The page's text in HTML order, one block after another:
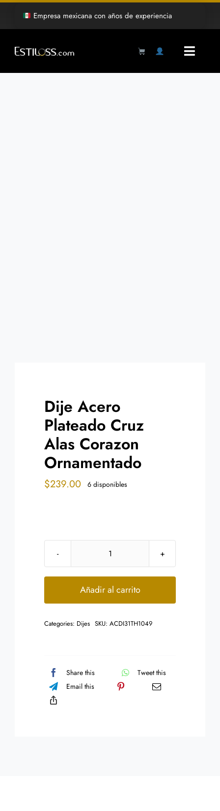
Saltar
contenido
Empresa mexicana con años de experiencia
Dije Acero
Plateado Cruz
Alas Corazon
Ornamentado
$239.00 6 disponibles
Dije
Plateado
Corazon
Añadir al carrito
Categories: Dijes SKU: ACDI31TH1049
Share this
Tweet this
Email this